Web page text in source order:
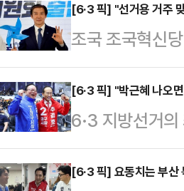
비되는 메시지
지양한 채 직능
는 모습이었다
집'과 '정권 견
대규모 조직 동
반대의 …
[6·3 픽] "선거용 거주
조국 조국혁신
택을 선거판의
적 출마'라는 비
논란으로 번지
후보들은 "평택
리고 있다.12일
[6·3 픽] "박근혜 나오
6·3 지방선거
일찌감치 대진
지율 격차가 오
[6·3 픽] 요동치는 부산